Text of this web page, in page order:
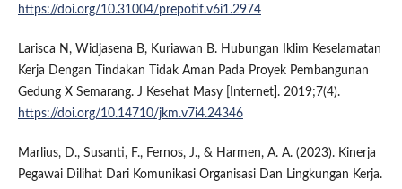
https://doi.org/10.31004/prepotif.v6i1.2974
Larisca N, Widjasena B, Kuriawan B. Hubungan Iklim Keselamatan
Kerja Dengan Tindakan Tidak Aman Pada Proyek Pembangunan
Gedung X Semarang. J Kesehat Masy [Internet]. 2019;7(4).
https://doi.org/10.14710/jkm.v7i4.24346
Marlius, D., Susanti, F., Fernos, J., & Harmen, A. A. (2023). Kinerja
Pegawai Dilihat Dari Komunikasi Organisasi Dan Lingkungan Kerja.